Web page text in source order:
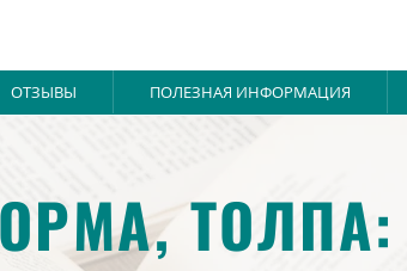
ОТЗЫВЫ ПОЛЕЗНАЯ ИНФОРМАЦИЯ
ТОЛПА: